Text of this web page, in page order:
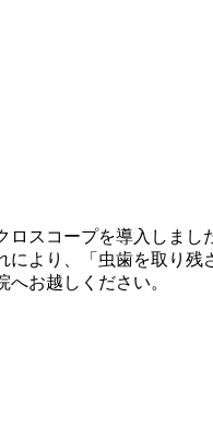
スコープを導入しま
より、「虫歯を取り残
お越しください。